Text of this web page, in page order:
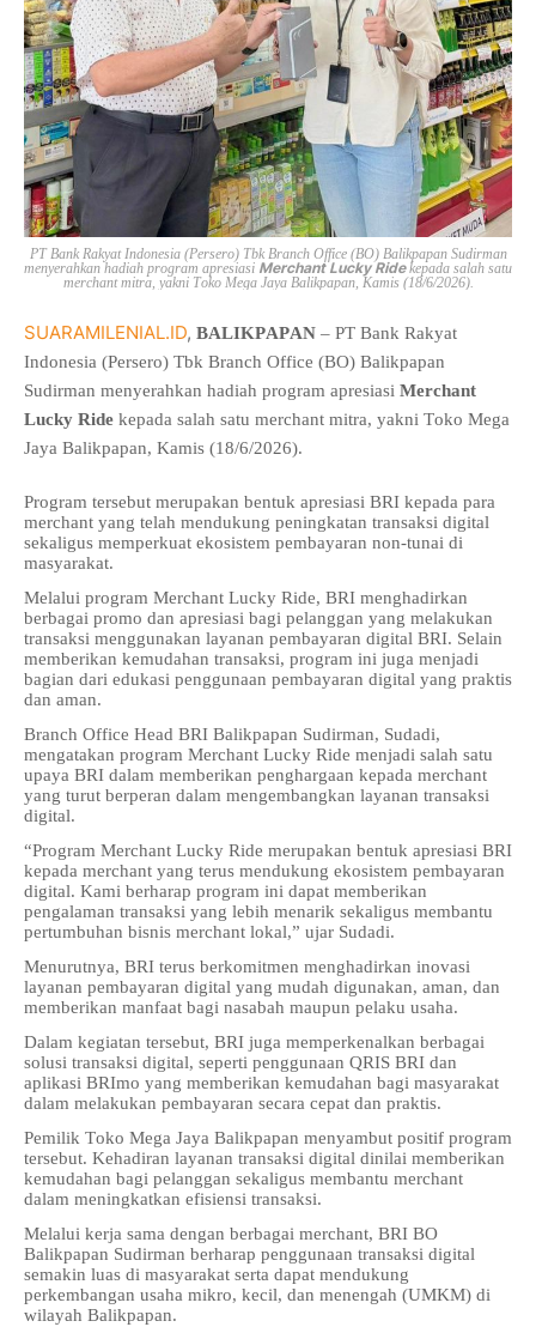
PT Bank Rakyat Indonesia (Persero) Tbk Branch Office (BO) Balikpapan Sudirman
menyerahkan hadiah program apresiasi Merchant Lucky Ridekepada salah satu
merchant mitra, yakni Toko Mega Jaya Balikpapan, Kamis (18/6/2026).
SUARAMILENIAL.ID, BALIKPAPAN – PT Bank Rakyat
Indonesia (Persero) Tbk Branch Office (BO) Balikpapan
Sudirman menyerahkan hadiah program apresiasi Merchant
Lucky Ride kepada salah satu merchant mitra, yakni Toko Mega
Jaya Balikpapan, Kamis (18/6/2026).
Program tersebut merupakan bentuk apresiasi BRI kepada para
merchant yang telah mendukung peningkatan transaksi digital
sekaligus memperkuat ekosistem pembayaran non-tunai di
masyarakat.
Melalui program Merchant Lucky Ride, BRI menghadirkan
berbagai promo dan apresiasi bagi pelanggan yang melakukan
transaksi menggunakan layanan pembayaran digital BRI. Selain
memberikan kemudahan transaksi, program ini juga menjadi
bagian dari edukasi penggunaan pembayaran digital yang praktis
dan aman.
Branch Office Head BRI Balikpapan Sudirman, Sudadi,
mengatakan program Merchant Lucky Ride menjadi salah satu
upaya BRI dalam memberikan penghargaan kepada merchant
yang turut berperan dalam mengembangkan layanan transaksi
digital.
“Program Merchant Lucky Ride merupakan bentuk apresiasi BRI
kepada merchant yang terus mendukung ekosistem pembayaran
digital. Kami berharap program ini dapat memberikan
pengalaman transaksi yang lebih menarik sekaligus membantu
pertumbuhan bisnis merchant lokal,” ujar Sudadi.
Menurutnya, BRI terus berkomitmen menghadirkan inovasi
layanan pembayaran digital yang mudah digunakan, aman, dan
memberikan manfaat bagi nasabah maupun pelaku usaha.
Dalam kegiatan tersebut, BRI juga memperkenalkan berbagai
solusi transaksi digital, seperti penggunaan QRIS BRI dan
aplikasi BRImo yang memberikan kemudahan bagi masyarakat
dalam melakukan pembayaran secara cepat dan praktis.
Pemilik Toko Mega Jaya Balikpapan menyambut positif program
tersebut. Kehadiran layanan transaksi digital dinilai memberikan
kemudahan bagi pelanggan sekaligus membantu merchant
dalam meningkatkan efisiensi transaksi.
Melalui kerja sama dengan berbagai merchant, BRI BO
Balikpapan Sudirman berharap penggunaan transaksi digital
semakin luas di masyarakat serta dapat mendukung
perkembangan usaha mikro, kecil, dan menengah (UMKM) di
wilayah Balikpapan.